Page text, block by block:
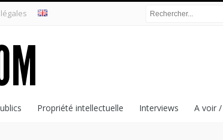
Propriété intellectuelle Interviews A voir
concept pour un musée inclusif